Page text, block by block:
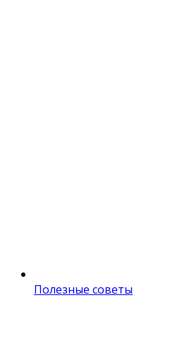
Полезные советы